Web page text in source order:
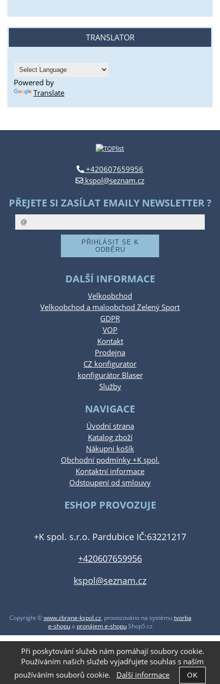
TRANSLATOR
Powered by
Translate
+420607659956
kspol@seznam.cz
PŘEJETE SI ZASÍLAT EMAILY NEWSLETTER ?
DALŠÍ INFORMACE
Velkoobchod
Velkoobchod a maloobchod Zelený Sport
GDPR
VOP
Kontakt
Prodejna
CZ konfigurator
konfigurátor Blaser
Služby
NAVIGACE
Úvodní strana
Katalog zboží
Nákupní košík
Obchodní podmínky +K spol.
Kontaktní informace
Odstoupení od smlouvy
ESHOP PROVOZUJE
+K spol. s.r.o. Pardubice IČ:63221217
+420607659956
kspol@seznam.cz
Copyright ©www.zbrane-kspol.cz, provozováno na systémutvorba
e-shopua pronájem e-shopuShop5.cz
Při poskytování služeb nám pomáhají soubory cookie.
Používáním našich služeb vyjadřujete souhlas s naším
používáním souborů cookie. Další informace